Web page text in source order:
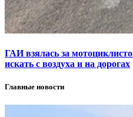
ГАИ взялась за
искать с воздуха и на дорогах
Главные новости